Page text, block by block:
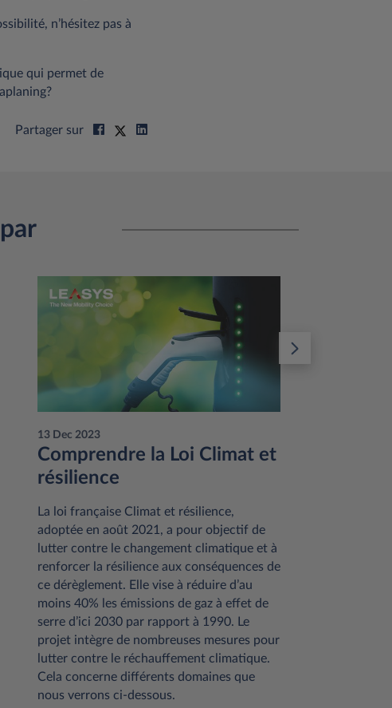
n’hésitez pas à
qui permet de
Partager sur
13 Dec 2023
Comprendre la Loi Climat et
résilience
La loi française Climat et résilience,
adoptée en août 2021, a pour objectif de
lutter contre le changement climatique et à
renforcer la résilience aux conséquences de
ce dérèglement. Elle vise à réduire d’au
moins 40% les émissions de gaz à effet de
serre d’ici 2030 par rapport à 1990. Le
projet intègre de nombreuses mesures pour
lutter contre le réchauffement climatique.
Cela concerne différents domaines que
nous verrons ci-dessous.